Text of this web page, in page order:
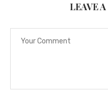
LEAVE